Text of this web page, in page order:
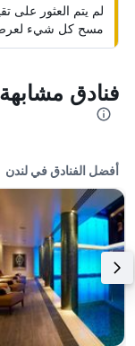
لم يتم العثور على
مسح كل شيء لعرض
فنادق
أفضل الفنادق في لندن